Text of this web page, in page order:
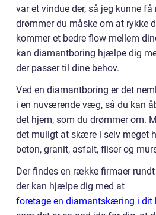
var et vindue der, så jeg kunne få
drømmer du måske om at rykke
kommer et bedre flow mellem
kan diamantboring hjælpe dig
der passer til dine behov.
Ved en diamantboring er det
i en nuværende væg, så du kan
det hjem, som du drømmer om.
det muligt at skære i selv meget
beton, granit, asfalt, fliser og
Der findes en række firmaer
der kan hjælpe dig med at
foretage en diamantskæring i dit